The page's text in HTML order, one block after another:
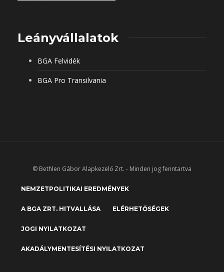
Leányvállalatok
BGA Felvidék
BGA Pro Transilvania
© Bethlen Gábor Alapkezelő Zrt. - Minden jog fenntartva
NEMZETPOLITIKAI EREDMÉNYEK
A BGA ZRT. HITVALLÁSA ELÉRHETŐSÉGEK
JOGI NYILATKOZAT
AKADÁLYMENTESÍTÉSI NYILATKOZAT